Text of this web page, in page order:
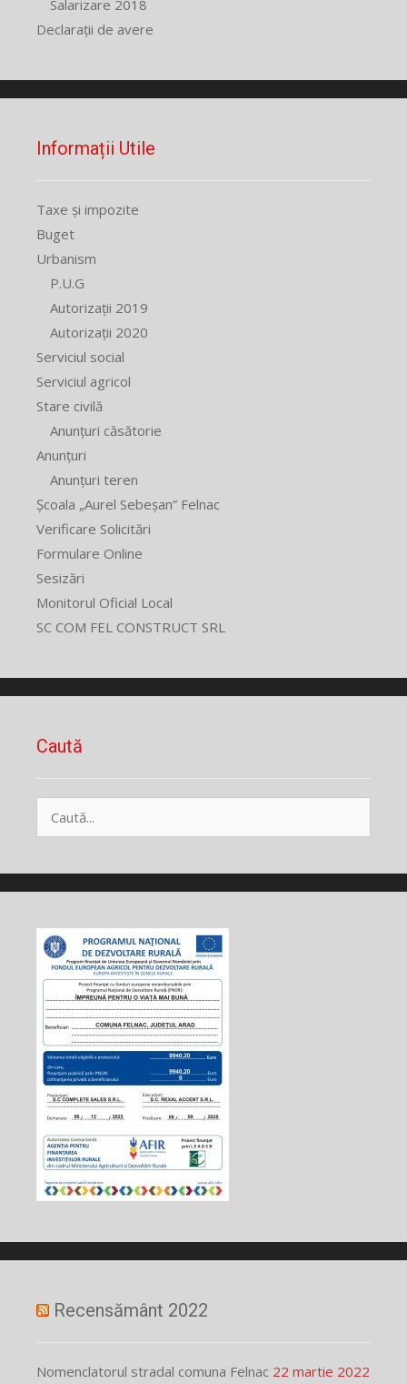
Salarizare 2018
Declarații de avere
Informații Utile
Taxe și impozite
Buget
Urbanism
P.U.G
Autorizații 2019
Autorizații 2020
Serviciul social
Serviciul agricol
Stare civilă
Anunțuri căsătorie
Anunțuri
Anunțuri teren
Școala „Aurel Sebeșan” Felnac
Verificare Solicitări
Formulare Online
Sesizări
Monitorul Oficial Local
SC COM FEL CONSTRUCT SRL
Caută
după:
Recensământ 2022
Nomenclatorul stradal comuna Felnac 22 martie 2022